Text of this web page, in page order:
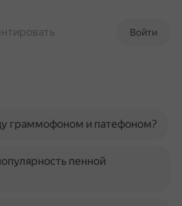
Войти
граммофоном и патефоном?
пенной